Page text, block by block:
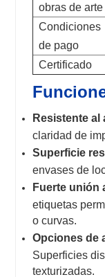
obras de arte
Condiciones
de pago
Certificado
Resistente al
claridad de
Superficie
envases de
Fuerte unión
etiquetas
o curvas.
Opciones de
Superficies
texturizadas.